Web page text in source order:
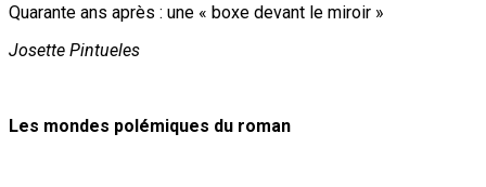
Quarante ans après : une « boxe devant le miroir »
Josette Pintueles
Les mondes polémiques du roman